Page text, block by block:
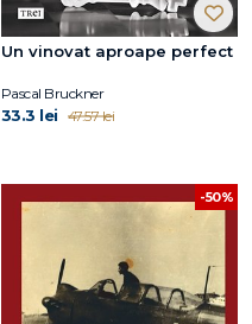
Un vinovat aproape perfect
Pascal Bruckner
33.3 lei 47.57 lei
-50%